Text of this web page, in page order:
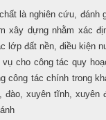
nghiên cứu, đánh
xây dựng nhằm xác
lớp đất nền, điều kiện
vụ cho công tác quy
công tác chính trong
đào, xuyên tĩnh, xuyên